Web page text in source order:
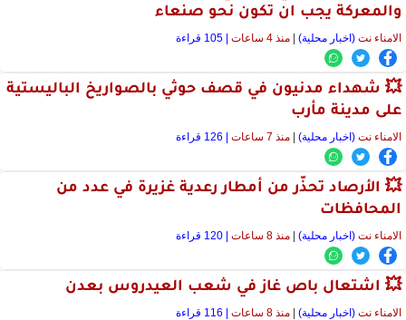
والمعركة يجب ان تكون نحو صنعاء
الامناء نت (اخبار محلية) منذ 4 ساعات
💥 شهداء مدنيون في قصف حوثي بالصواريخ الباليستية
على مدينة مأرب
الامناء نت (اخبار محلية) منذ 7 ساعات
💥 الأرصاد تحذّر من أمطار رعدية غزيرة في عدد من
المحافظات
الامناء نت (اخبار محلية) منذ 8 ساعات
💥 اشتعال باص غاز في شعب العيدروس بعدن
الامناء نت (اخبار محلية) منذ 8 ساعات